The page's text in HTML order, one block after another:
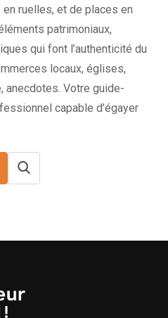
ruelles, et de places en
patrimoniaux,
qui font l’authenticité du
locaux, églises,
anecdotes. Votre guide-
capable d’égayer